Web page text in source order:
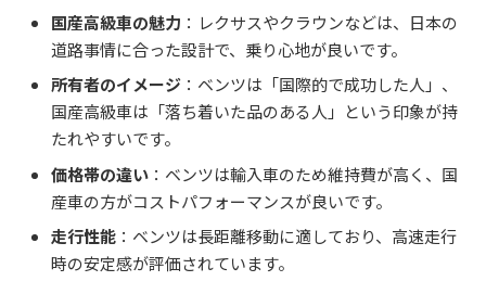
国産高級車の魅力 ：レクサスやクラウンなどは、日本の
道路事情に合った設計で、乗り心地が良いです。
所有者のイメージ ：ベンツは「国際的で成功した人」、
国産高級車は「落ち着いた品のある人」という印象が持
たれやすいです。
価格帯の違い ：ベンツは輸入車のため維持費が高く、国
産車の方がコストパフォーマンスが良いです。
走行性能 ：ベンツは長距離移動に適しており、高速走行
時の安定感が評価されています。